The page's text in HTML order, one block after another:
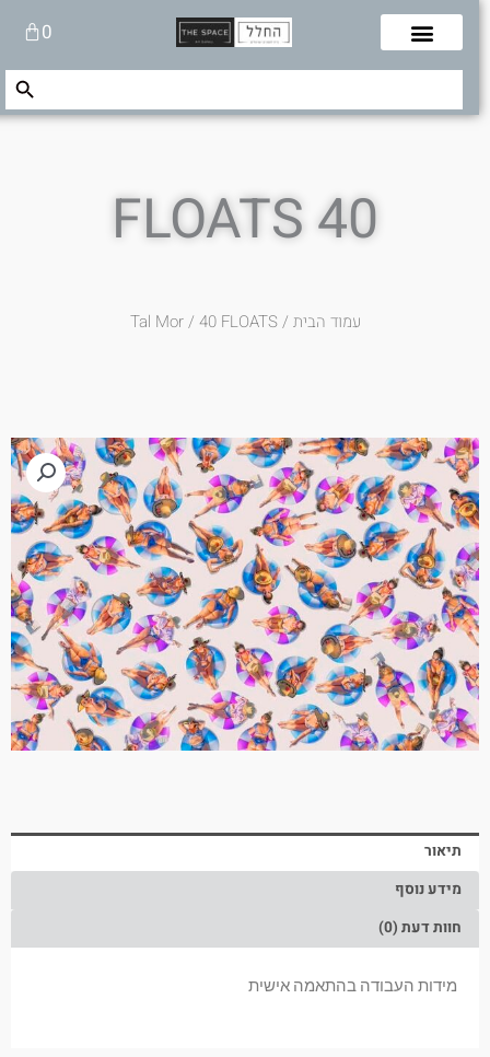
0עגלת
קניות
Search
Search Button
40 FLOATS
עמוד הבית/
Tal Mor/ 40 FLOATS
תיאור
מידע נוסף
חוות דעת (0)
מידות העבודה בהתאמה אישית